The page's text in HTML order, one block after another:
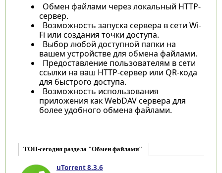
Обмен файлами через локальный HTTP-
сервер.
Возможность запуска сервера в сети Wi-
Fi или создания точки доступа.
Выбор любой доступной папки на
вашем устройстве для обмена файлами.
Предоставление пользователям в сети
ссылки на ваш HTTP-сервер или QR-кода
для быстрого доступа.
Возможность использования
приложения как WebDAV сервера для
более удобного обмена файлами.
ТОП-сегодня раздела "Обмен файлами"
uTorrent 8.3.6